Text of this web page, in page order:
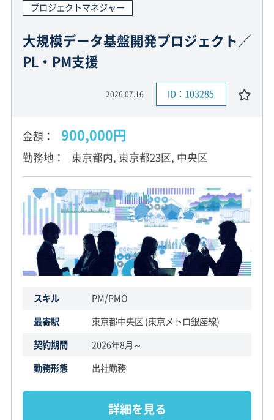
プロジェクトマネジャー
大規模データ基盤開発プロジェクト／
PL・PM支援
2026.07.16 ID：103285
金額 900,000円
勤務地 東京都内, 東京都23区, 中央区
スキル
PM/PMO
最寄駅
東京都中央区 (東京メトロ銀座線)
契約期間
2026年8月～
勤務形態
出社勤務
詳細を見る